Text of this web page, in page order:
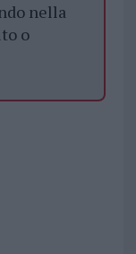
nella
o